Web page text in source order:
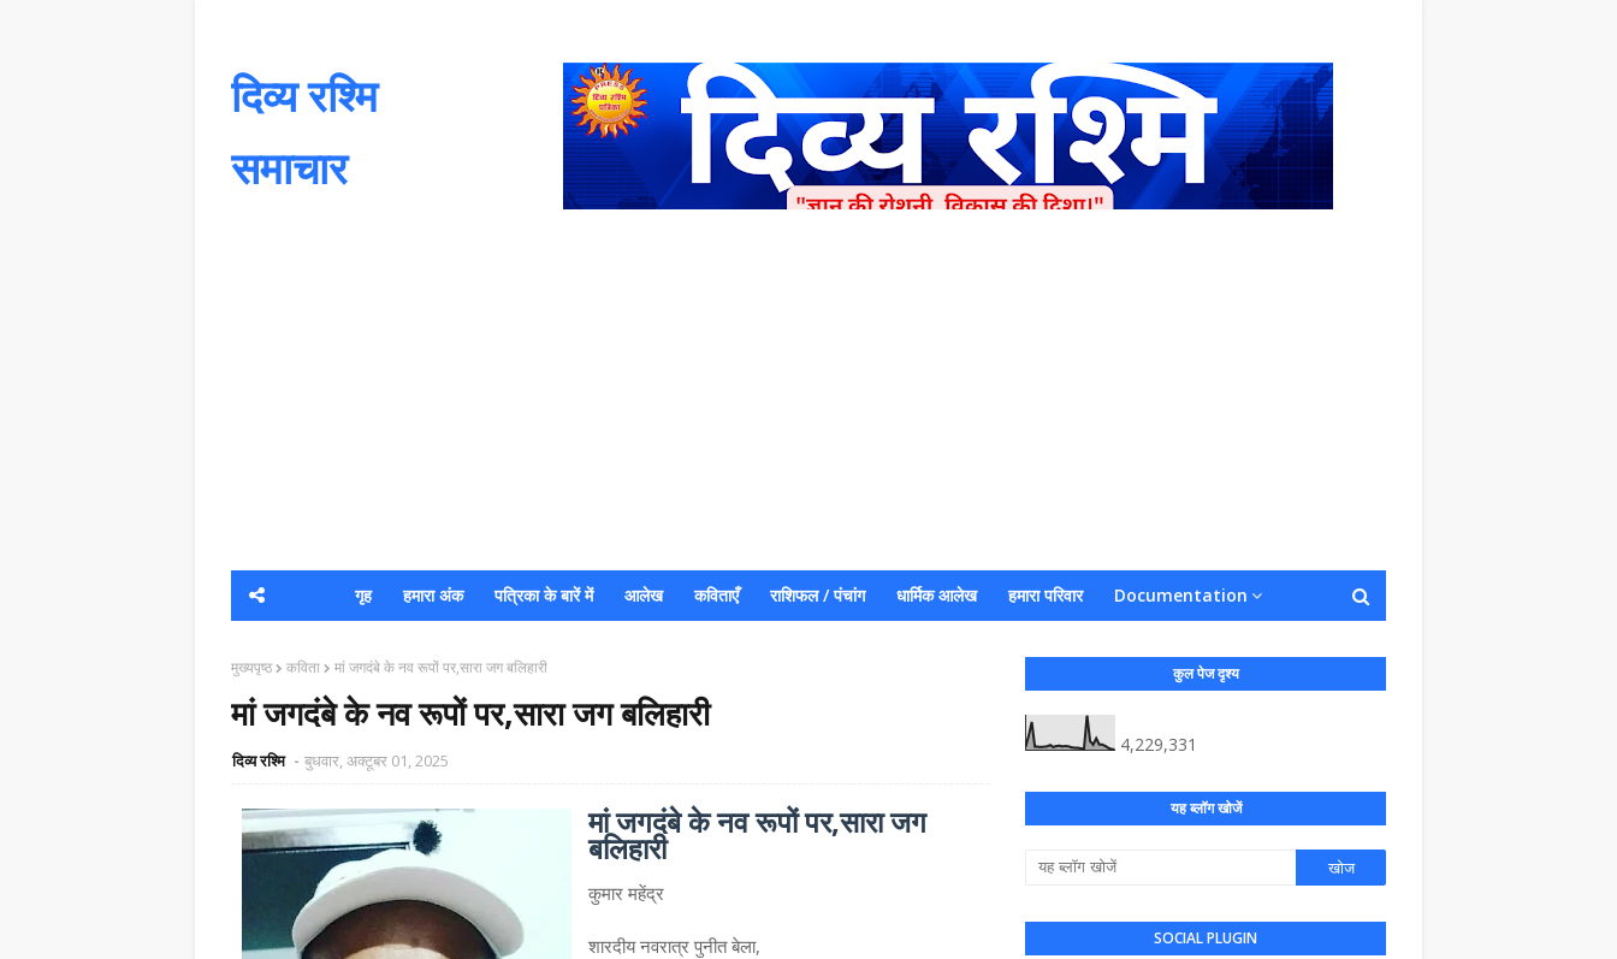
दिव्य रश्मि
समाचार
गृह हमारा अंक पत्रिका के बारें में आलेख कविताएँ राशिफल / पंचांग धार्मिक आलेख हमारा परिवार Documentation
मुख्यपृष्ठ कविता मां जगदंबे के नव रूपों पर,सारा जग बलिहारी
मां जगदंबे के नव रूपों पर,सारा जग बलिहारी
दिव्य रश्मि बुधवार, अक्टूबर 01, 2025
मां जगदंबे के नव रूपों पर,सारा जग
बलिहारी
कुमार महेंद्र
शारदीय नवरात्र पुनीत बेला,
कुल पेज दृश्य
4,229,331
यह ब्लॉग खोजें
SOCIAL PLUGIN